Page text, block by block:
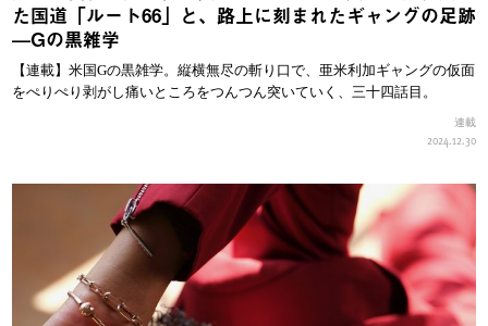
た国道「ルート66」と、路上に刻まれたギャングの足跡
—Gの黒雑学
【連載】米国Gの黒雑学。縦横無尽の斬り口で、亜米利加ギャングの仮面
をぺりぺり剥がし痛いところをつんつん突いていく、三十四話目。
連載
2024.12.30